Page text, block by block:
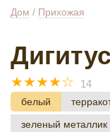
Дом / Прихожая
Дигитус
☆
☆
☆
☆
☆ 14
белый
зеленый металлик